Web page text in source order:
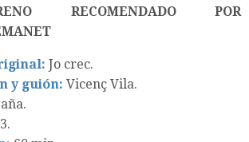
RECOMENDADO POR
Jo crec.
y guión: Vicenç Vila.